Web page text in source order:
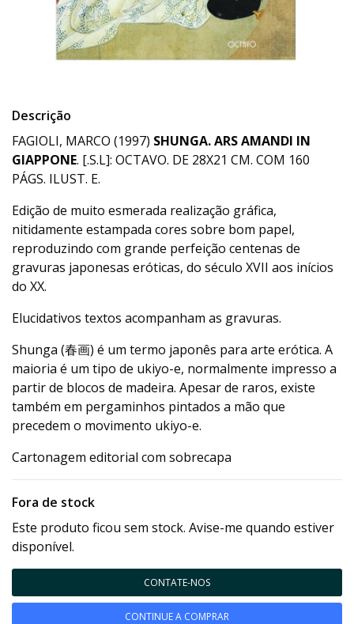
Descrição
FAGIOLI, MARCO (1997) SHUNGA. ARS AMANDI IN
GIAPPONE. [.S.L]: OCTAVO. DE 28X21 CM. COM 160
PÁGS. ILUST. E.
Edição de muito esmerada realização gráfica,
nitidamente estampada cores sobre bom papel,
reproduzindo com grande perfeição centenas de
gravuras japonesas eróticas, do século XVII aos inícios
do XX.
Elucidativos textos acompanham as gravuras.
Shunga (春画) é um termo japonês para arte erótica. A
maioria é um tipo de ukiyo-e, normalmente impresso a
partir de blocos de madeira. Apesar de raros, existe
também em pergaminhos pintados a mão que
precedem o movimento ukiyo-e.
Cartonagem editorial com sobrecapa
Fora de stock
Este produto ficou sem stock. Avise-me quando estiver
disponível.
CONTATE-NOS
CONTINUE A COMPRAR